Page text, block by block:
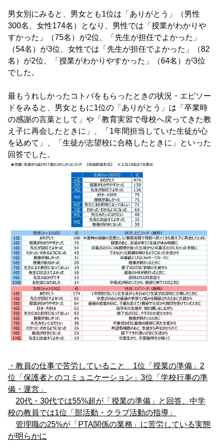
男女別にみると、男女とも1位は「ありがとう」（男性
300名、女性174名）となり、男性では「授業がわかりや
すかった」（75名）が2位、「先生が担任でよかった」
（54名）が3位、女性では「先生が担任でよかった」（82
名）が2位、「授業がわかりやすかった」（64名）が3位
でした。
最もうれしかったコトバをもらったときの状況・エピソー
ドをみると、男女ともに1位の「ありがとう」は「卒業時
の感謝の言葉として」や「教育実習で母校へ戻ってきた教
え子に再会したときに」、「1年間担当していた生徒が心
を込めて」、「生徒が志望校に合格したときに」といった
回答でした。
・教員の仕事で苦労していること 1位「授業の準備」2
位「保護者とのコミュニケーション」3位「学校行事の準
備・運営」
20代・30代では55%超が「授業の準備」と回答、中学
校の教員では1位「部活動・クラブ活動の指導」
管理職の25%が「PTA関係の業務」に苦労している実態
が明らかに